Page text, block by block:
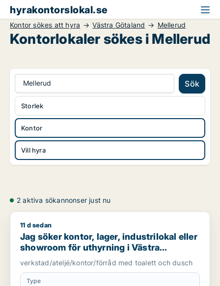
hyrakontorslokal.se
Kontor sökes att hyra Västra Götaland Mellerud
Kontorlokaler sökes i Mellerud
Mellerud Sök
Kontor
Vill hyra
Storlek
2 aktiva sökannonser just nu
Jag söker kontor, lager, industrilokal eller showroom för
11 d sedan
Jag söker kontor, lager, industrilokal eller
showroom för uthyrning i Västra
Götaland
verkstad/ateljé/kontor/förråd med toalett och dusch
Type